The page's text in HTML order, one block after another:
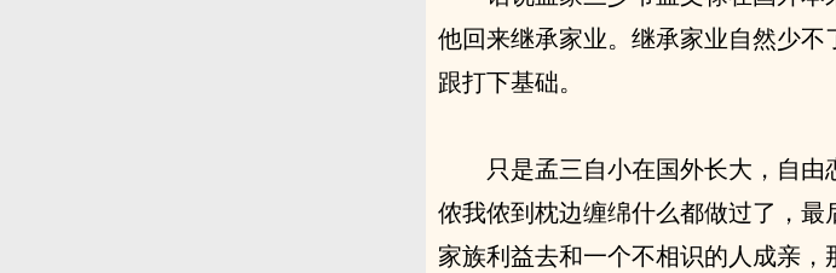
他回来继承家业。继承家业自然少
跟打下基础。
只是孟三自小在国外长大，自
侬我侬到枕边缠绵什么都做过了，
家族利益去和一个不相识的人成亲，